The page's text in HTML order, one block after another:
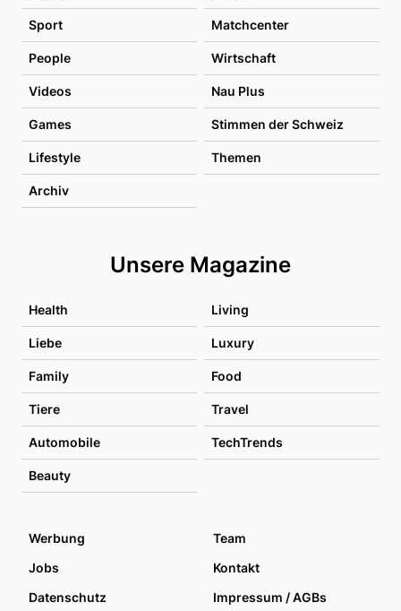
Sport Matchcenter
People Wirtschaft
Videos Nau Plus
Games Stimmen der Schweiz
Lifestyle Themen
Archiv
Unsere Magazine
Health Living
Liebe Luxury
Family Food
Tiere Travel
Automobile TechTrends
Beauty
Werbung
Team
Jobs
Kontakt
Datenschutz
Impressum / AGBs